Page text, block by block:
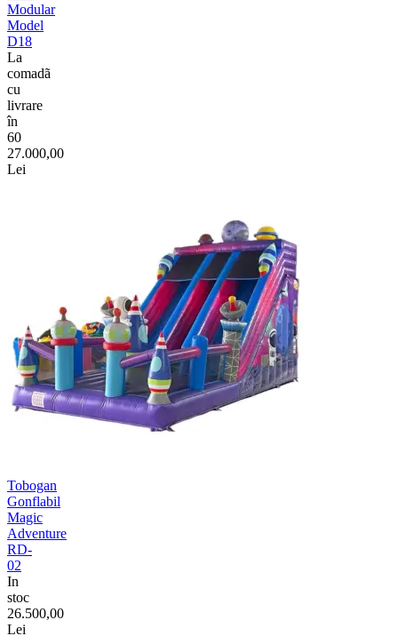
Modular
Model
D18
La
comadã
cu
livrare
în
60
27.000,00
Lei
Tobogan
Gonflabil
Magic
Adventure
RD-
02
In
stoc
26.500,00
Lei